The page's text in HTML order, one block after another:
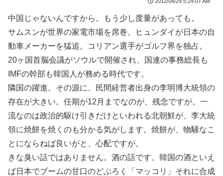
中国じゃないんですから。もう少し度量があっても。
サムスンが世界の家電市場を席巻。ヒュンダイが日本の自
動車メーカーを猛追。コリアン選手がゴルフ界を独占。
20ヶ国首脳会議がソウルで開催され、国連の事務総長も
IMFの幹部も韓国人が務める時代です。
隣国の躍進。その源に、民間経営者出身の李明博大統領の
存在が大きい。任期が12月までなのが、残念ですが。一
流なのは政治的駆け引きだけといわれる北朝鮮が、李大統
領に焼餅を焼くのも分かる気がします。焼餅が、物騒なこ
とにならねば良いがと、心配ですが。
きな臭い話ではありません。酒の話です。韓国の酒といえ
ば日本でブームの甘口のどぶろく「マッコリ」それに合成